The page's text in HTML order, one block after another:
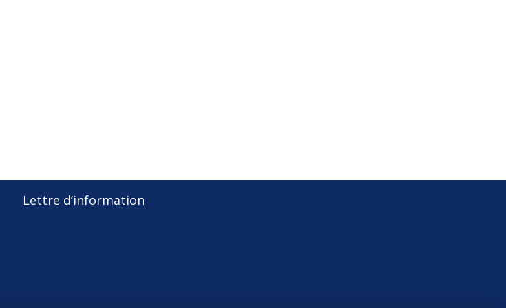
Lettre d’information